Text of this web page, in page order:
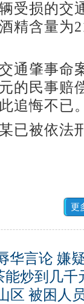
受损的交
精含量为
肇事命
的民事赔
追悔不已
被依法
更
华言论 嫌
能炒到几
区 被困人